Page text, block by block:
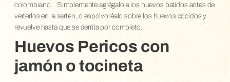
colombiano.
Simplemente agrégalo a los huevos batidos antes de
verterlos en la sartén, o espolvoréalo sobre los huevos cocidos y
revuelve hasta que se derrita por completo.
Huevos Pericos con
jamón o tocineta